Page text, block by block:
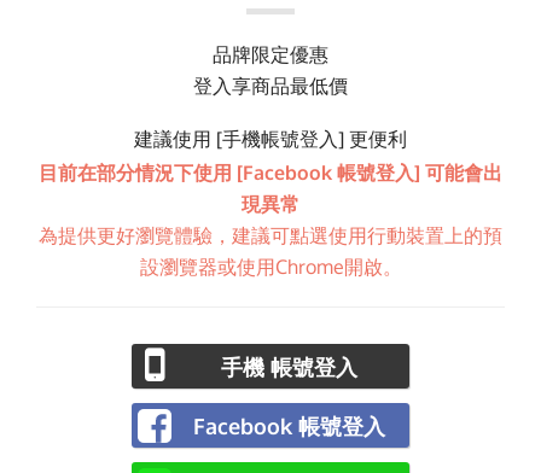
品牌限定優惠
登入享商品最低價
建議使用 [手機帳號登入] 更便利
目前在部分情況下使用 [Facebook 帳號登入] 可能會出
現異常
為提供更好瀏覽體驗，建議可點選使用行動裝置上的預
設瀏覽器或使用Chrome開啟。
手機 帳號登入
Facebook 帳號登入